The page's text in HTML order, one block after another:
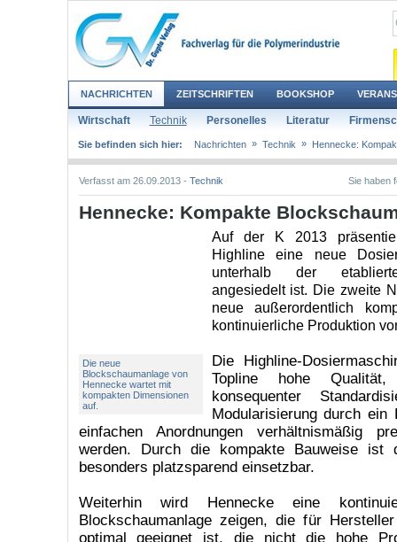
NACHRICHTEN ZEITSCHRIFTEN BOOKSHOP
Wirtschaft Technik Personelles Literatur
Sie befinden sich hier: Nachrichten » Technik » Hennecke:
Verfasst am 26.09.2013 - Technik Sie haben
Hennecke: Kompakte
Die neue
Blockschaumanlage von
Hennecke wartet mit
kompakten Dimensionen
auf.
Auf der K 2013
Highline eine neue
unterhalb der
angesiedelt ist. Die zweite
neue außerordentlich
kontinuierliche Produktion
Die Highline-
Topline hohe
konsequenter
Modularisierung durch ein
einfachen Anordnungen verhältnismäßig
werden. Durch die kompakte Bauweise ist
besonders platzsparend einsetzbar.
Weiterhin wird Hennecke eine
Blockschaumanlage zeigen, die für
optimal geeignet ist, die nicht die hohe